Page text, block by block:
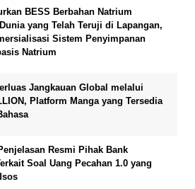
BESS Berbahan Natrium
yang Telah Teruji di Lapangan,
Sistem Penyimpanan
Natrium
Jangkauan Global melalui
Platform Manga yang Tersedia
Resmi Pihak Bank
Soal Uang Pecahan 1.0 yang